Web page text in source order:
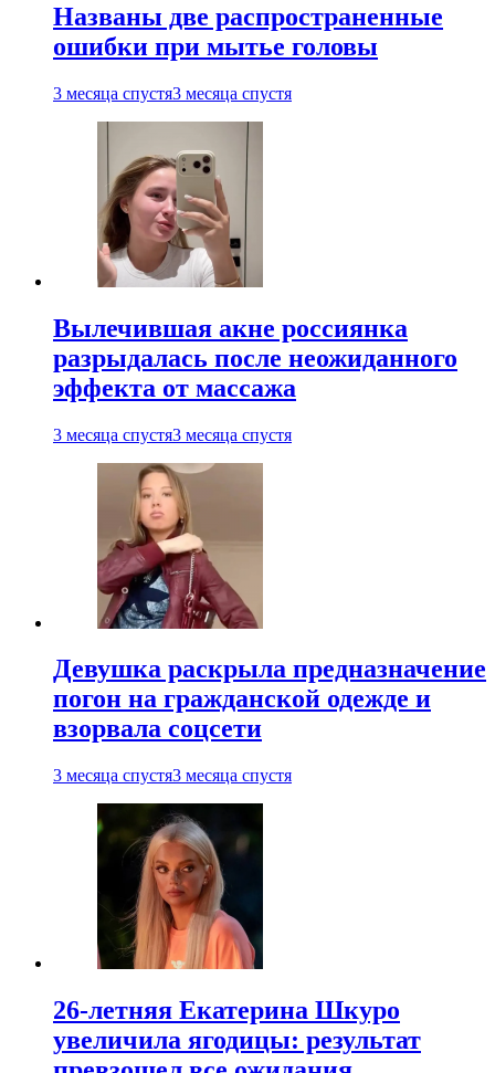
Названы две распространенные
ошибки при мытье головы
3 месяца спустя3 месяца спустя
Вылечившая акне россиянка
разрыдалась после неожиданного
эффекта от массажа
3 месяца спустя3 месяца спустя
Девушка раскрыла предназначение
погон на гражданской одежде и
взорвала соцсети
3 месяца спустя3 месяца спустя
26-летняя Екатерина Шкуро
увеличила ягодицы: результат